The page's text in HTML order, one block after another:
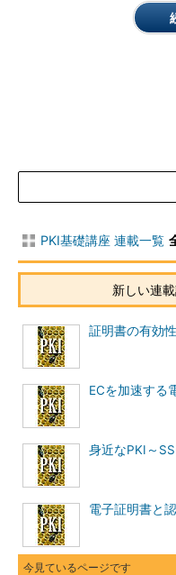
と存在してしまうのである。
技術を使用したセキュリ
公開鍵暗号方式とは古く
たは対称鍵暗号方式）の欠
共通鍵暗号方式とは、暗
めの鍵に同じものを使用す
1）。
この方式の場合、ある文
号する際にも必ず必要にな
トを介してAさんがBさん
すると、AさんはBさんに
いはする）鍵を何らかの、
使って渡さなければならな
PKI基礎講座 連載一覧
新しい連
証明書の有効性
ECを加速する
身近なPKI～
電子証明書と